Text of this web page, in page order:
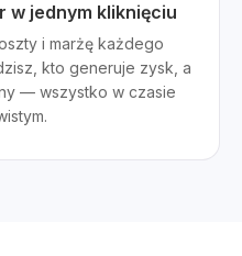
w jednym kliknięciu
i marżę każdego
kto generuje zysk, a
— wszystko w czasie